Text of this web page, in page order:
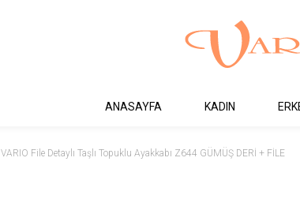
ANASAYFA KADIN
VARIO File Detaylı Taşlı Topuklu Ayakkabı Z644 GÜMÜŞ DERİ + FİLE